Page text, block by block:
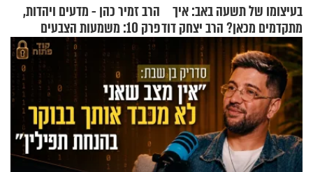
בעיצומו של תשעה באב: איך
מתקדמים מכאן? הרב יצחק דוד
גרוסמן בשיחה מיוחדת
הרב זמיר כהן - מדעים ויהדות,
פרק 10: משמעות הצבעים
בעולם